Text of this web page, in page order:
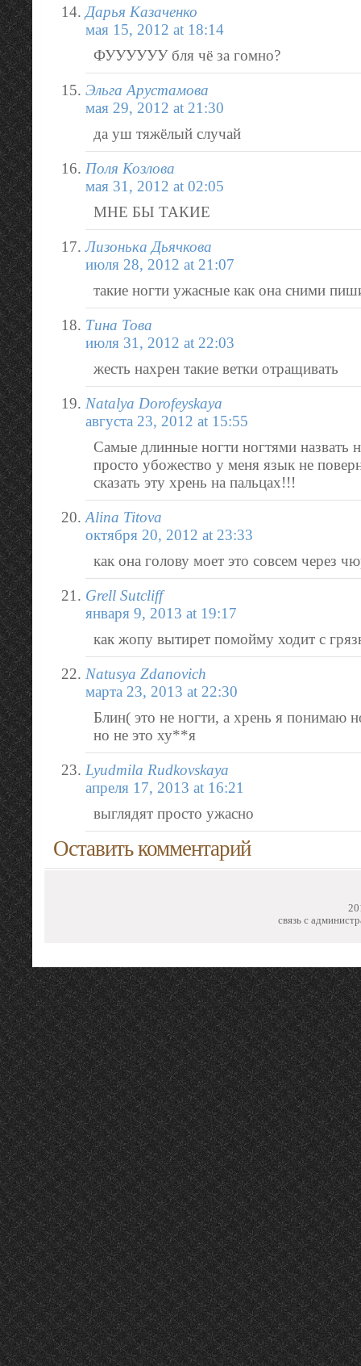
Дарья Казаченко
мая 15, 2012 at 18:14
ФУУУУУУ бля чё за гомно?
Эльга Арустамова
мая 29, 2012 at 21:30
да уш тяжёлый случай
Поля Козлова
мая 31, 2012 at 02:05
МНЕ БЫ ТАКИЕ
Лизонька Дьячкова
июля 28, 2012 at 21:07
такие ногти ужасные как она сними
Тина Това
июля 31, 2012 at 22:03
жесть нахрен такие ветки отращивать
Natalya Dorofeyskaya
августа 23, 2012 at 15:55
Самые длинные ногти ногтями назвать
просто убожество у меня язык не
сказать эту хрень на пальцах!!!
Alina Titova
октября 20, 2012 at 23:33
как она голову моет это совсем через
Grell Sutcliff
января 9, 2013 at 19:17
как жопу вытирет помойму ходит с
Natusya Zdanovich
марта 23, 2013 at 22:30
Блин( это не ногти, а хрень я понимаю
но не это ху**я
Lyudmila Rudkovskaya
апреля 17, 2013 at 16:21
выглядят просто ужасно
Оставить комментарий
связь с